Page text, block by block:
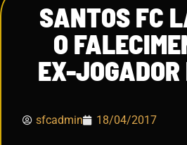
SANTOS FC
O
EX-
sfcadmin 18/04/2017